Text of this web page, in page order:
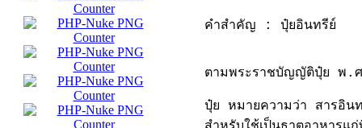
คำสำคัญ : ปุ๋ยอินทรีย์
ตามพระราชบัญญัติปุ๋ย พ
ปุ๋ย หมายความว่า สารอิน